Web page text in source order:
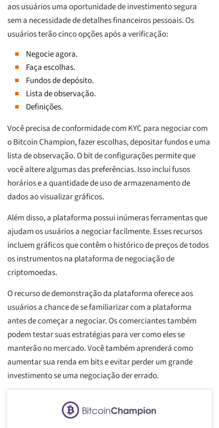
aos usuários uma oportunidade de investimento segura
sem a necessidade de detalhes financeiros pessoais. Os
usuários terão cinco opções após a verificação:
Negocie agora.
Faça escolhas.
Fundos de depósito.
Lista de observação.
Definições.
Você precisa de conformidade com KYC para negociar com
o Bitcoin Champion, fazer escolhas, depositar fundos e uma
lista de observação. O bit de configurações permite que
você altere algumas das preferências. Isso inclui fusos
horários e a quantidade de uso de armazenamento de
dados ao visualizar gráficos.
Além disso, a plataforma possui inúmeras ferramentas que
ajudam os usuários a negociar facilmente. Esses recursos
incluem gráficos que contêm o histórico de preços de todos
os instrumentos na plataforma de negociação de
criptomoedas.
O recurso de demonstração da plataforma oferece aos
usuários a chance de se familiarizar com a plataforma
antes de começar a negociar. Os comerciantes também
podem testar suas estratégias para ver como eles se
manterão no mercado. Você também aprenderá como
aumentar sua renda em bits e evitar perder um grande
investimento se uma negociação der errado.